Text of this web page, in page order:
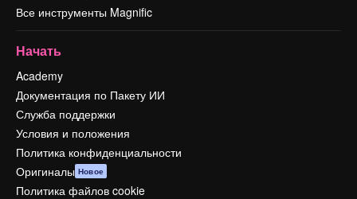
Все инструменты Magnific
Начать
Academy
Документация по Пакету ИИ
Служба поддержки
Условия и положения
Политика конфиденциальности
Оригиналы Новое
Политика файлов cookie